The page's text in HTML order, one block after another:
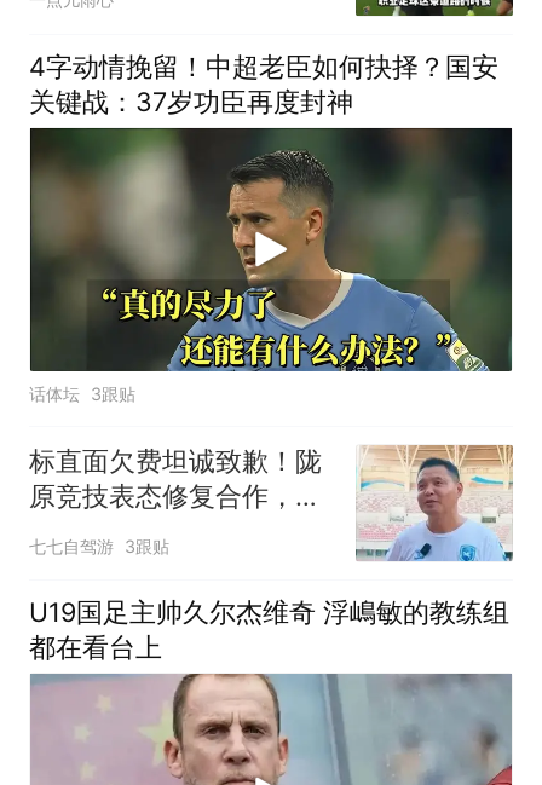
4字动情挽留！中超老臣如何抉择？国安
关键战：37岁功臣再度封神
话体坛 3跟贴
标直面欠费坦诚致歉！陇
原竞技表态修复合作，足
协杯硬仗仍存变数
七七自驾游 3跟贴
U19国足主帅久尔杰维奇 浮嶋敏的教练组
都在看台上